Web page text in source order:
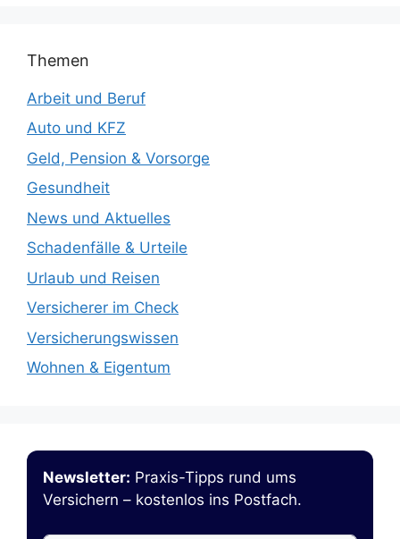
Themen
Arbeit und Beruf
Auto und KFZ
Geld, Pension & Vorsorge
Gesundheit
News und Aktuelles
Schadenfälle & Urteile
Urlaub und Reisen
Versicherer im Check
Versicherungswissen
Wohnen & Eigentum
Newsletter: Praxis-Tipps rund ums
Versichern – kostenlos ins Postfach.